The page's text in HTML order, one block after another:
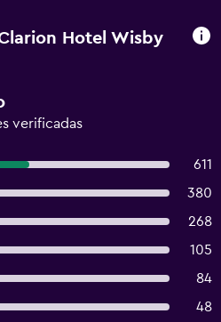
Hotel Wisby
verificadas
611
380
268
105
84
48